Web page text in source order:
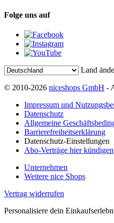
Folge uns auf
Land
© 2010-2026 niceshops GmbH -
Impressum und
Datenschutz
Allgemeine
Barrierefreiheitserklärung
Datenschutz-Einstellungen
Abo-Verträge hier kündigen
Unternehmen
Weitere nice Shops
Vertrag widerrufen
Personalisiere dein